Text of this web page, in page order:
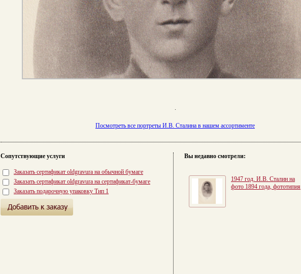
Посмотреть все портреты И.В. Сталина в нашем ассортименте
Сопутствующие услуги
Заказать сертификат oldgravura на обычной бумаге
Заказать сертификат oldgravura на сертификат-бумаге
Заказать подарочную упаковку Тип 1
Вы недавно смотрели:
1947 год. И.В. Сталин на
фото 1894 года, фототипия